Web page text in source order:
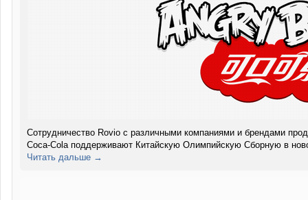
Сотрудничество Rovio с различными компаниями и брендами
Coca-Cola поддерживают Китайскую Олимпийскую Сборную в
Читать дальше →